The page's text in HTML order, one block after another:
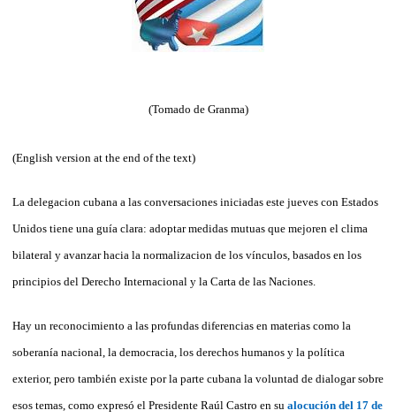
(Tomado de Granma)
(English version at the end of the text)
La delegacion cubana a las conversaciones iniciadas este jueves con Estados
Unidos tiene una guía clara: adoptar medidas mutuas que mejoren el clima
bilateral y avanzar hacia la normalizacion de los vínculos, basados en los
principios del Derecho Internacional y la Carta de las Naciones.
Hay un reconocimiento a las profundas diferencias en materias como la
soberanía nacional, la democracia, los derechos humanos y la política
exterior, pero también existe por la parte cubana la voluntad de dialogar sobre
esos temas, como expresó el Presidente Raúl Castro en su alocución del 17 de